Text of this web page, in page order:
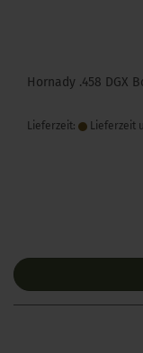
Hornady .458 DGX
Lieferzeit: Lieferzeit